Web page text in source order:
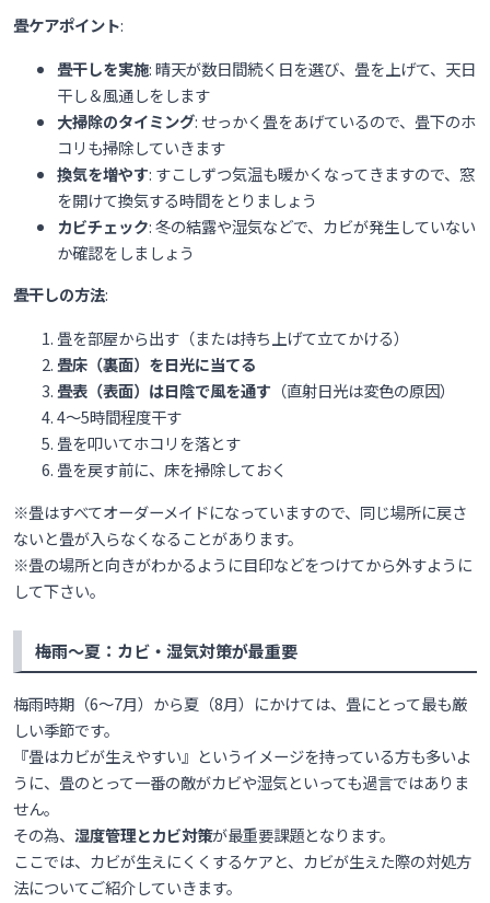
畳ケアポイント:
畳干しを実施: 晴天が数日間続く日を選び、畳を上げて、天日
干し＆風通しをします
大掃除のタイミング: せっかく畳をあげているので、畳下のホ
コリも掃除していきます
換気を増やす: すこしずつ気温も暖かくなってきますので、窓
を開けて換気する時間をとりましょう
カビチェック: 冬の結露や湿気などで、カビが発生していない
か確認をしましょう
畳干しの方法:
畳を部屋から出す（または持ち上げて立てかける）
畳床（裏面）を日光に当てる
畳表（表面）は日陰で風を通す （直射日光は変色の原因）
4〜5時間程度干す
畳を叩いてホコリを落とす
畳を戻す前に、床を掃除しておく
※畳はすべてオーダーメイドになっていますので、同じ場所に戻さ
ないと畳が入らなくなることがあります。
※畳の場所と向きがわかるように目印などをつけてから外すように
して下さい。
梅雨〜夏：カビ・湿気対策が最重要
梅雨時期（6〜7月）から夏（8月）にかけては、畳にとって最も厳
しい季節です。
『畳はカビが生えやすい』というイメージを持っている方も多いよ
うに、畳のとって一番の敵がカビや湿気といっても過言ではありま
せん。
その為、 湿度管理とカビ対策が最重要課題となります。
ここでは、カビが生えにくくするケアと、カビが生えた際の対処方
法についてご紹介していきます。